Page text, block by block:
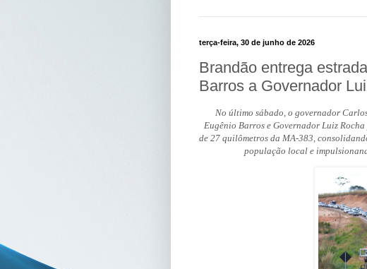
terça-feira, 30 de junho de 2026
Brandão entrega
Barros a Governador
No último sábado, o governador
Eugênio Barros e Governador Luiz
de 27 quilômetros da MA-383,
população local e